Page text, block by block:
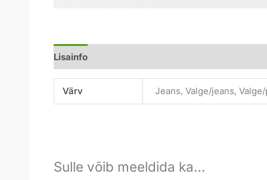
Lisainfo
Värv Jeans, Valge/jeans,
Sulle võib meeldida ka…